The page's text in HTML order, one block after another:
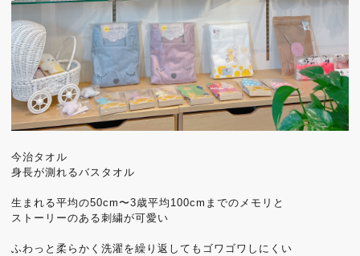
今治タオル
身長が測れるバスタオル
生まれる平均の50cm〜3歳平均100cmまでのメモリと
ストーリーのある刺繍が可愛い
ふわっと柔らかく洗濯を繰り返してもゴワゴワしにくい